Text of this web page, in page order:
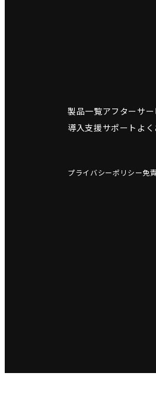
製品一覧アフターサ
導入支援サポート よ
プライバシーポリシー免